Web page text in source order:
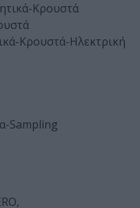
Κρουστά
Κρουστά-Ηλεκτρική
Sampling